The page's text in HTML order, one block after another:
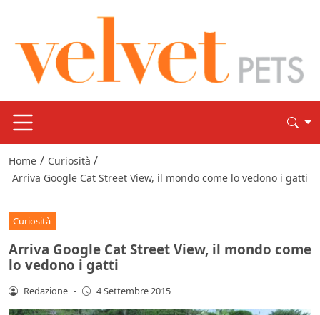
Home / Curiosità /
Arriva Google Cat Street View, il mondo come lo vedono i gatti
Curiosità
Arriva Google Cat Street View, il mondo come
lo vedono i gatti
Redazione - 4 Settembre 2015